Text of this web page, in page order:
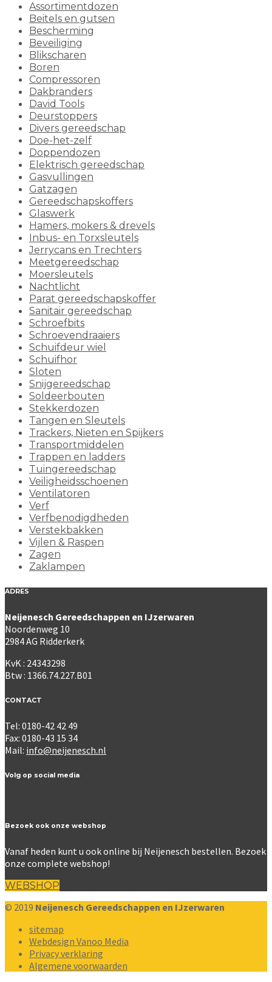
Assortimentdozen
Beitels en gutsen
Bescherming
Beveiliging
Blikscharen
Boren
Compressoren
Dakbranders
David Tools
Deurstoppers
Divers gereedschap
Doe-het-zelf
Doppendozen
Elektrisch gereedschap
Gasvullingen
Gatzagen
Gereedschapskoffers
Glaswerk
Hamers, mokers & drevels
Inbus- en Torxsleutels
Jerrycans en Trechters
Meetgereedschap
Moersleutels
Nachtlicht
Parat gereedschapskoffer
Sanitair gereedschap
Schroefbits
Schroevendraaiers
Schuifdeur wiel
Schuifhor
Sloten
Snijgereedschap
Soldeerbouten
Stekkerdozen
Tangen en Sleutels
Trackers, Nieten en Spijkers
Transportmiddelen
Trappen en ladders
Tuingereedschap
Veiligheidsschoenen
Ventilatoren
Verf
Verfbenodigdheden
Verstekbakken
Vijlen & Raspen
Zagen
Zaklampen
ADRES
Neijenesch Gereedschappen en IJzerwaren
Noordenweg 10
2984 AG Ridderkerk
KvK : 24343298
Btw : 1366.74.227.B01
CONTACT
Tel: 0180-42 42 49
Fax: 0180-43 15 34
Mail: info@neijenesch.nl
Volg op social media
Bezoek ook onze webshop
Vanaf heden kunt u ook online bij Neijenesch bestellen. Bezoek
onze complete webshop!
WEBSHOP
© 2019 Neijenesch Gereedschappen en IJzerwaren
sitemap
Webdesign Vanoo Media
Privacy verklaring
Algemene voorwaarden